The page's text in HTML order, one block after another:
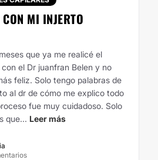
MI INJERTO
que ya me realicé el
el Dr juanfran Belen y no
feliz. Solo tengo palabras de
al dr de cómo me explico todo
fue muy cuidadoso. Solo
que... Leer más